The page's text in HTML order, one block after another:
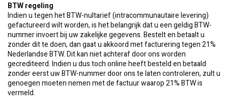
BTW regeling
Indien u tegen het BTW-nultarief (intracommunautaire levering)
gefactureerd wilt worden, is het belangrijk dat u een geldig BTW-
nummer invoert bij uw zakelijke gegevens. Bestelt en betaalt u
zonder dit te doen, dan gaat u akkoord met facturering tegen 21%
Nederlandse BTW. Dit kan niet achteraf door ons worden
gecrediteerd. Indien u dus toch online heeft besteld en betaald
zonder eerst uw BTW-nummer door ons te laten controleren, zult u
genoegen moeten nemen met de factuur waarop 21% BTW is
vermeld.